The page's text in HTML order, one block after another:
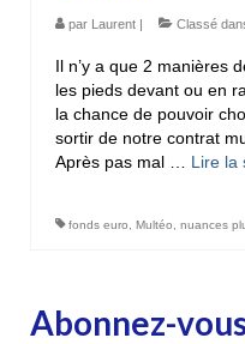
par Laurent | Classé
Il n’y a que 2 manières
les pieds devant ou en
la chance de pouvoir
sortir de notre contrat
Après pas mal … Lire la
fonds euro Multéo nuances
Abonnez-